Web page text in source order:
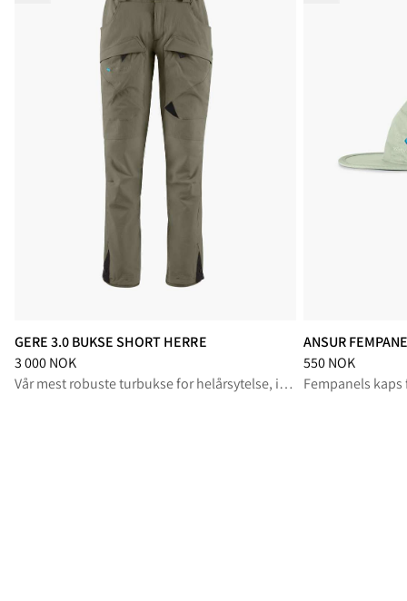
GERE 3.0 BUKSE SHORT HERRE
Pris:3 000 NOK, redusert fra 3 000 NOK
3 000 NOK
Vår mest robuste turbukse for helårsytelse, i kort modell
ANSUR
Pris:550 NOK,
550 NOK
Fempanels